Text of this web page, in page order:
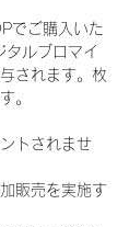
でご購入いた
ルブロマイ
されます。枚
。
トされませ
販売を実施す